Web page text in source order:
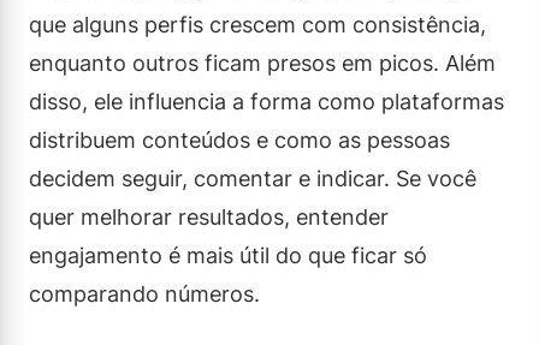
que alguns perfis crescem com consistência,
enquanto outros ficam presos em picos. Além
disso, ele influencia a forma como plataformas
distribuem conteúdos e como as pessoas
decidem seguir, comentar e indicar. Se você
quer melhorar resultados, entender
engajamento é mais útil do que ficar só
comparando números.